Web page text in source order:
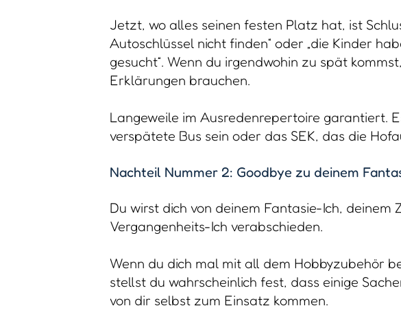
Jetzt, wo alles seinen festen Platz hat, ist
Autoschlüssel nicht finden“ oder „die Kinder
gesucht“. Wenn du irgendwohin zu spät
Erklärungen brauchen.
Langeweile im Ausredenrepertoire garantiert.
verspätete Bus sein oder das SEK, das die
Nachteil Nummer 2: Goodbye zu deinem
Du wirst dich von deinem Fantasie-Ich, deinem
Vergangenheits-Ich verabschieden.
Wenn du dich mal mit all dem Hobbyzubehör
stellst du wahrscheinlich fest, dass einige
von dir selbst zum Einsatz kommen.